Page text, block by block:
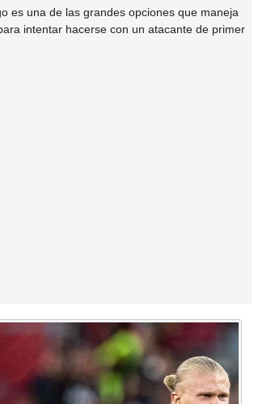
es una de las grandes opciones que maneja
intentar hacerse con un atacante de primer